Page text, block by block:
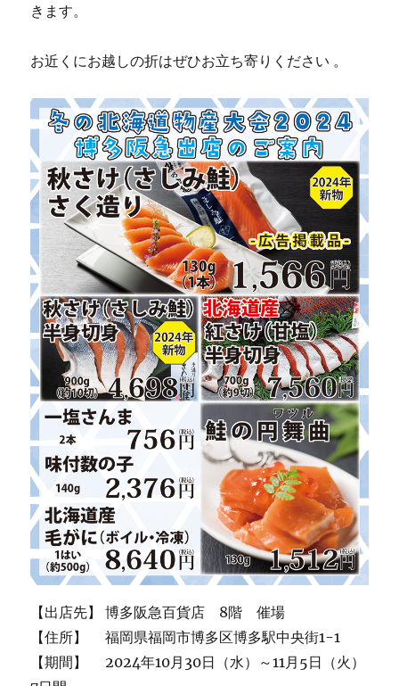
きます。
お近くにお越しの折はぜひお立ち寄りください 。
【出店先】 博多阪急百貨店 8階 催場
【住所】 福岡県福岡市博多区博多駅中央街1-1
【期間】 2024年10月30日（水）～11月5日（火）